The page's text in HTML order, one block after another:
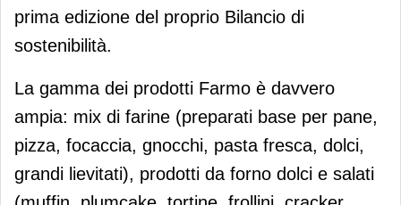
prima edizione del proprio Bilancio di
sostenibilità.
La gamma dei prodotti Farmo è davvero
ampia: mix di farine (preparati base per pane,
pizza, focaccia, gnocchi, pasta fresca, dolci,
grandi lievitati), prodotti da forno dolci e salati